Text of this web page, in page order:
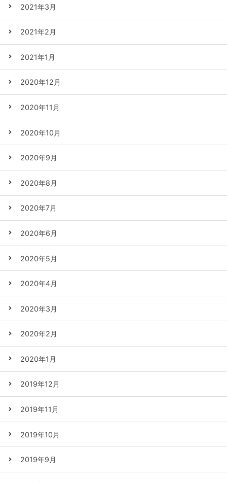
2021年3月
2021年2月
2021年1月
2020年12月
2020年11月
2020年10月
2020年9月
2020年8月
2020年7月
2020年6月
2020年5月
2020年4月
2020年3月
2020年2月
2020年1月
2019年12月
2019年11月
2019年10月
2019年9月